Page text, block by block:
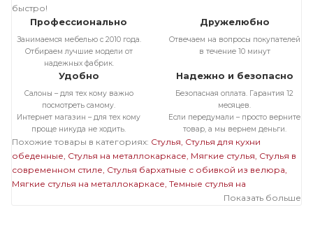
быстро!
Профессионально
Занимаемся мебелью с 2010 года.
Отбираем лучшие модели от
надежных фабрик.
Дружелюбно
Отвечаем на вопросы покупателей
в течение 10 минут
Удобно
Салоны – для тех кому важно
посмотреть самому.
Интернет магазин – для тех кому
проще никуда не ходить.
Надежно и безопасно
Безопасная оплата. Гарантия 12
месяцев.
Если передумали – просто верните
товар, а мы вернем деньги.
Похожие товары в категориях: Стулья Стулья для кухни
обеденные Стулья на металлокаркасе Мягкие стулья Стулья в
современном стиле Стулья бархатные с обивкой из велюра
Мягкие стулья на металлокаркасе Темные стулья на
Стулья бархатные с обивкой из велюра на
Показать больше